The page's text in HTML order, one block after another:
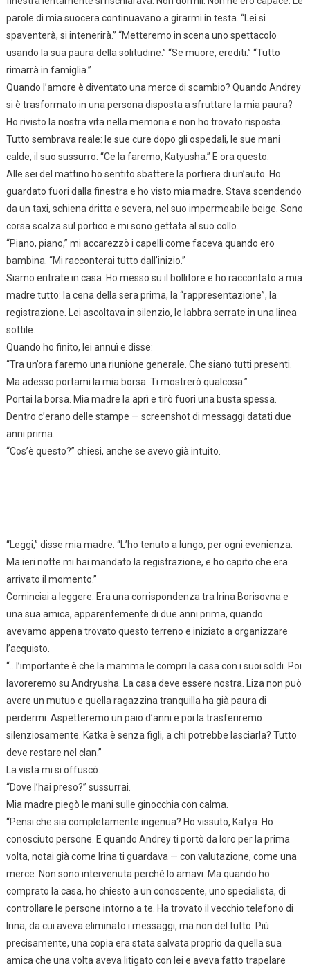
parole di mia suocera continuavano a girarmi in testa. “Lei si
spaventerà, si intenerirà.” “Metteremo in scena uno spettacolo
usando la sua paura della solitudine.” “Se muore, erediti.” “Tutto
rimarrà in famiglia.”
Quando l’amore è diventato una merce di scambio? Quando Andrey
si è trasformato in una persona disposta a sfruttare la mia paura?
Ho rivisto la nostra vita nella memoria e non ho trovato risposta.
Tutto sembrava reale: le sue cure dopo gli ospedali, le sue mani
calde, il suo sussurro: “Ce la faremo, Katyusha.” E ora questo.
Alle sei del mattino ho sentito sbattere la portiera di un’auto. Ho
guardato fuori dalla finestra e ho visto mia madre. Stava scendendo
da un taxi, schiena dritta e severa, nel suo impermeabile beige. Sono
corsa scalza sul portico e mi sono gettata al suo collo.
“Piano, piano,” mi accarezzò i capelli come faceva quando ero
bambina. “Mi racconterai tutto dall’inizio.”
Siamo entrate in casa. Ho messo su il bollitore e ho raccontato a mia
madre tutto: la cena della sera prima, la “rappresentazione”, la
registrazione. Lei ascoltava in silenzio, le labbra serrate in una linea
sottile.
Quando ho finito, lei annuì e disse:
“Tra un’ora faremo una riunione generale. Che siano tutti presenti.
Ma adesso portami la mia borsa. Ti mostrerò qualcosa.”
Portai la borsa. Mia madre la aprì e tirò fuori una busta spessa.
Dentro c’erano delle stampe — screenshot di messaggi datati due
anni prima.
“Cos’è questo?” chiesi, anche se avevo già intuito.
“Leggi,” disse mia madre. “L’ho tenuto a lungo, per ogni evenienza.
Ma ieri notte mi hai mandato la registrazione, e ho capito che era
arrivato il momento.”
Cominciai a leggere. Era una corrispondenza tra Irina Borisovna e
una sua amica, apparentemente di due anni prima, quando
avevamo appena trovato questo terreno e iniziato a organizzare
l’acquisto.
“…l’importante è che la mamma le compri la casa con i suoi soldi. Poi
lavoreremo su Andryusha. La casa deve essere nostra. Liza non può
avere un mutuo e quella ragazzina tranquilla ha già paura di
perdermi. Aspetteremo un paio d’anni e poi la trasferiremo
silenziosamente. Katka è senza figli, a chi potrebbe lasciarla? Tutto
deve restare nel clan.”
La vista mi si offuscò.
“Dove l’hai preso?” sussurrai.
Mia madre piegò le mani sulle ginocchia con calma.
“Pensi che sia completamente ingenua? Ho vissuto, Katya. Ho
conosciuto persone. E quando Andrey ti portò da loro per la prima
volta, notai già come Irina ti guardava — con valutazione, come una
merce. Non sono intervenuta perché lo amavi. Ma quando ho
comprato la casa, ho chiesto a un conoscente, uno specialista, di
controllare le persone intorno a te. Ha trovato il vecchio telefono di
Irina, da cui aveva eliminato i messaggi, ma non del tutto. Più
precisamente, una copia era stata salvata proprio da quella sua
amica che una volta aveva litigato con lei e aveva fatto trapelare